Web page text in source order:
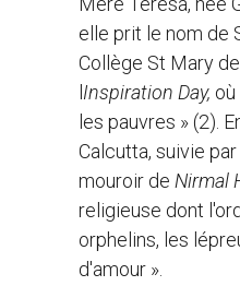
elle prit le nom de
Collège St Mary
Inspiration Day,
les pauvres » (2).
Calcutta, suivie
mouroir de Nirmal
religieuse dont
orphelins, les
d'amour ».